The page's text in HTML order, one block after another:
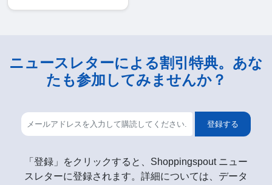
ニュースレターによる割引特典。あな
たも参加してみませんか？
登録する
「登録」をクリックすると、Shoppingspout ニュー
スレターに登録されます。詳細については、データ